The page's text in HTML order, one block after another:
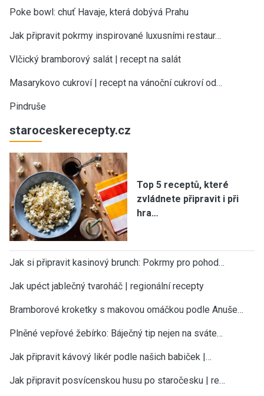
Poke bowl: chuť Havaje, která dobývá Prahu
Jak připravit pokrmy inspirované luxusními restaur…
Vlčický bramborový salát | recept na salát
Masarykovo cukroví | recept na vánoční cukroví od…
Pindruše
staroceskerecepty.cz
Top 5 receptů, které
zvládnete připravit i při
hra…
Jak si připravit kasinový brunch: Pokrmy pro pohod…
Jak upéct jablečný tvaroháč | regionální recepty
Bramborové kroketky s makovou omáčkou podle Anuše…
Plněné vepřové žebírko: Báječný tip nejen na sváte…
Jak připravit kávový likér podle našich babiček |…
Jak připravit posvícenskou husu po staročesku | re…